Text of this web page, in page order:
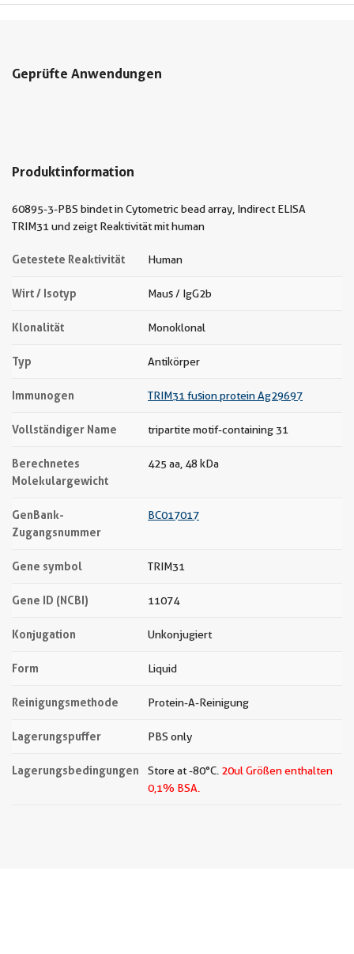
Geprüfte Anwendungen
Produktinformation
60895-3-PBS bindet in Cytometric bead array, Indirect ELISA
TRIM31 und zeigt Reaktivität mit human
Getestete Reaktivität Human
Wirt / Isotyp Maus / IgG2b
Klonalität Monoklonal
Typ Antikörper
Immunogen TRIM31 fusion protein Ag29697
Vollständiger Name tripartite motif-containing 31
Berechnetes
Molekulargewicht
425 aa, 48 kDa
GenBank-
Zugangsnummer
BC017017
Gene symbol TRIM31
Gene ID (NCBI) 11074
Konjugation Unkonjugiert
Form Liquid
Reinigungsmethode Protein-A-Reinigung
Lagerungspuffer PBS only
Lagerungsbedingungen Store at -80°C. 20ul Größen enthalten
0,1% BSA.